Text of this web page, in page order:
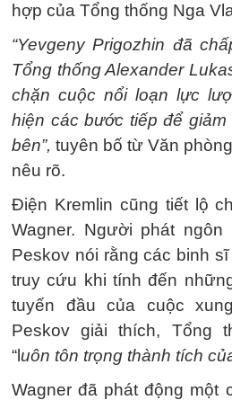
hợp của Tổng thống Nga
“Yevgeny Prigozhin đã
Tổng thống Alexander
chặn cuộc nổi loạn lực
hiện các bước tiếp để
bên”, tuyên bố từ Văn
nêu rõ.
Điện Kremlin cũng tiết lộ
Wagner. Người phát ngôn
Peskov nói rằng các binh
truy cứu khi tính đến
tuyến đầu của cuộc
Peskov giải thích, Tổng
“luôn tôn trọng thành tích
Wagner đã phát động một